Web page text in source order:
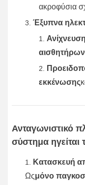
ακροφύσια
Έξυπνα
αισθητήρων
εκκένωσης
Ανταγωνιστικό
σύστημα ηγείται
Κατασκευή
Ωςμόνο